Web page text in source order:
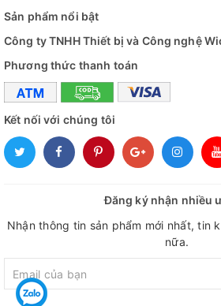
Sản phẩm nổi bật
Công ty TNHH Thiết bị và Công nghệ
Phương thức thanh toán
Kết nối với chúng tôi
Đăng ký nhận nhiều
Nhận thông tin sản phẩm mới nhất, tin
nữa.